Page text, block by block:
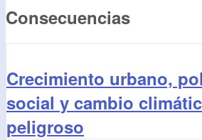
Consecuencias
Crecimiento urbano,
social y cambio
peligroso